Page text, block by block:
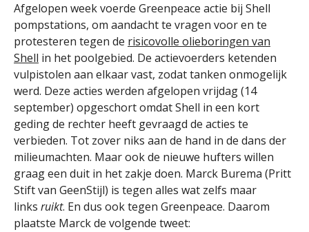
Afgelopen week voerde Greenpeace actie bij Shell
pompstations, om aandacht te vragen voor en te
protesteren tegen de risicovolle olieboringen van
Shell in het poolgebied. De actievoerders ketenden
vulpistolen aan elkaar vast, zodat tanken onmogelijk
werd. Deze acties werden afgelopen vrijdag (14
september) opgeschort omdat Shell in een kort
geding de rechter heeft gevraagd de acties te
verbieden. Tot zover niks aan de hand in de dans der
milieumachten. Maar ook de nieuwe hufters willen
graag een duit in het zakje doen. Marck Burema (Pritt
Stift van GeenStijl) is tegen alles wat zelfs maar
links ruikt. En dus ook tegen Greenpeace. Daarom
plaatste Marck de volgende tweet: